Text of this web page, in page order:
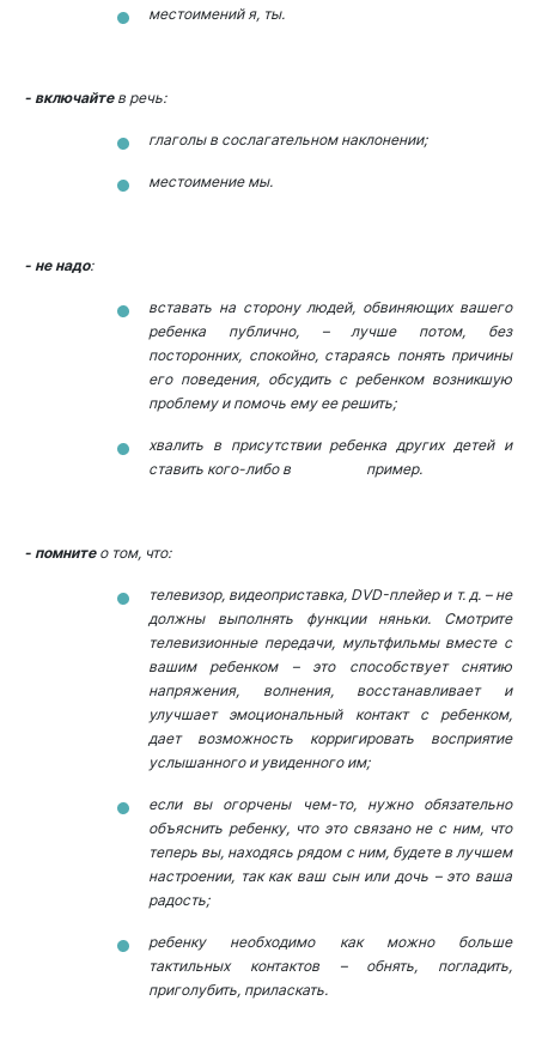
местоимений я, ты.
- включайтев речь:
глаголы в сослагательном наклонении;
местоимение мы.
- не надо:
вставать на сторону людей, обвиняющих вашего
ребенка публично, – лучше потом, без
посторонних, спокойно, стараясь понять причины
его поведения, обсудить с ребенком возникшую
проблему и помочь ему ее решить;
хвалить в присутствии ребенка других детей и
ставить кого-либо в пример.
- помните о том, что:
телевизор, видеоприставка, DVD-плейер и т. д. – не
должны выполнять функции няньки. Смотрите
телевизионные передачи, мультфильмы вместе с
вашим ребенком – это способствует снятию
напряжения, волнения, восстанавливает и
улучшает эмоциональный контакт с ребенком,
дает возможность корригировать восприятие
услышанного и увиденного им;
если вы огорчены чем-то, нужно обязательно
объяснить ребенку, что это связано не с ним, что
теперь вы, находясь рядом с ним, будете в лучшем
настроении, так как ваш сын или дочь – это ваша
радость;
ребенку необходимо как можно больше
тактильных контактов – обнять, погладить,
приголубить, приласкать.